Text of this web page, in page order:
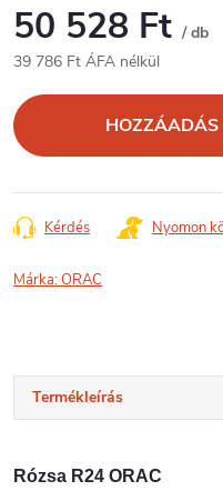
50 528 Ft / db
39 786 Ft ÁFA nélkül
Kérdés Nyomon
Márka:ORAC
Termékleírás
Rózsa R24 ORAC